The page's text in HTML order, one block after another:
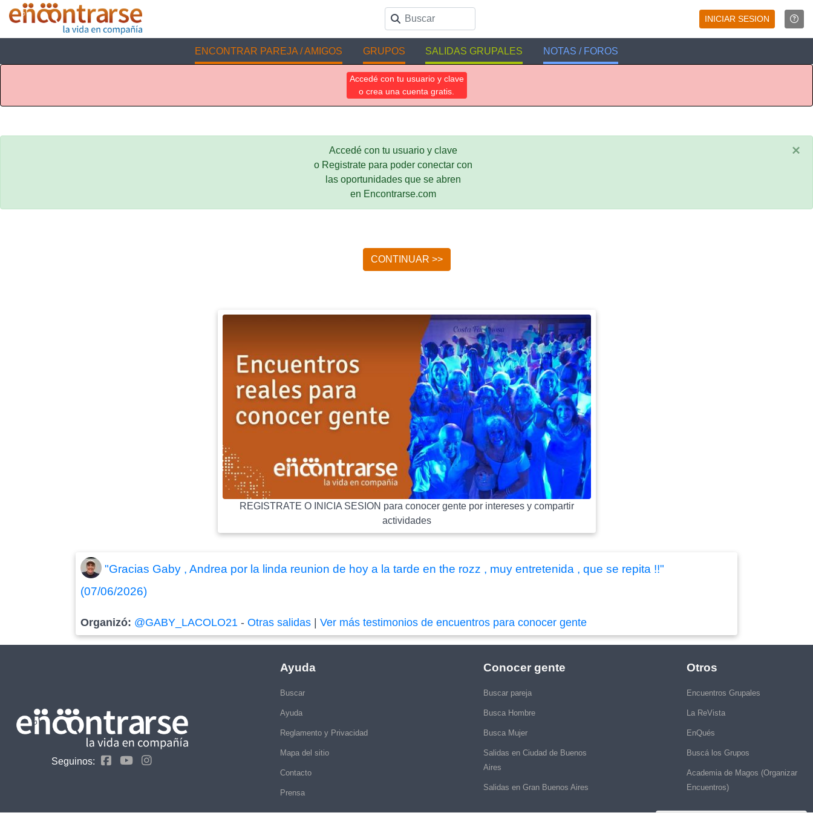
INICIAR SESION
ENCONTRAR PAREJA / AMIGOS GRUPOS SALIDAS GRUPALES NOTAS / FOROS
Accedé con tu usuario y clave
o crea una cuenta gratis.
Accedé con tu usuario y clave
o Registrate para poder conectar con
las oportunidades que se abren
en Encontrarse.com
×
CONTINUAR >>
REGISTRATE O INICIA SESION para conocer gente por intereses y compartir
actividades
"Gracias Gaby , Andrea por la linda reunion de hoy a la tarde en the rozz , muy entretenida , que se repita !!"
(07/06/2026)
Organizó: @GABY_LACOLO21 -Otras salidas |Ver más testimonios de encuentros para conocer gente
Seguinos:
Ayuda
Buscar
Ayuda
Reglamento y Privacidad
Mapa del sitio
Contacto
Prensa
Conocer gente
Buscar pareja
Busca Hombre
Busca Mujer
Salidas en Ciudad de Buenos
Aires
Salidas en Gran Buenos Aires
Otros
Encuentros Grupales
La ReVista
EnQués
Buscá los Grupos
Academia de Magos (Organizar
Encuentros)